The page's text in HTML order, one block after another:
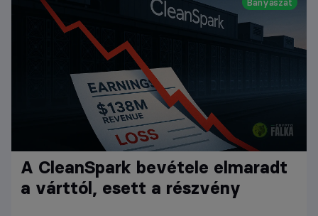
A CleanSpark bevétele elmaradt
a várttól, esett a részvény